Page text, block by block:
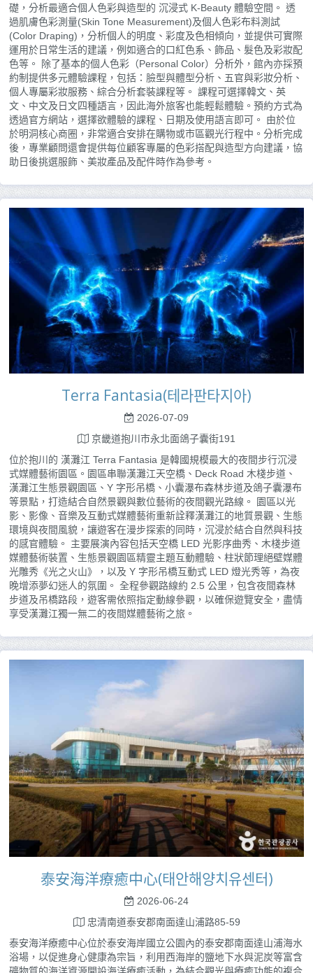
礎，分析最適合個人色彩與造型的 沉浸式 K-Beauty 體驗空間。 透
過肌膚色彩測量(Skin Tone Measurement)及個人色彩布料測試
(Color Draping)，分析個人的明度、彩度及色相傾向，並提供可實際
運用於日常生活的建議，例如適合的口紅色系、飾品、髮色及彩妝配
色等。 除了基本的個人色彩（Personal Color）分析外，館內亦採預
約制提供多元體驗課程，包括：臉型與體型分析、五官與彩妝分析、
個人專屬彩妝服務、綜合分析套裝課程等。 課程可選擇韓文、英
文、中文及日文四種語言，因此海外旅客也能輕鬆體驗。預約方式為
透過官方網站，選擇欲體驗的課程、日期及使用語言即可。 由於位
於明洞核心商圈，非常適合安排在購物或市區觀光行程中。分析完成
後，專業顧問還會提供每位顧客專屬的色彩搭配與造型方向建議，協
助日後挑選服飾、美妝產品及配件時作為參考。
Terra Fantasia(테라판타지아)
2026-07-09
京畿道抱川市永北面鴿子囊街191
位於抱川的 漢灘江 Terra Fantasia 是韓國規模最大的夜間步行沉浸
式媒體藝術園區。園區串聯漢灘江天空橋、Deck Road 木棧步道、
漢灘江生態景觀園區、Y 字形吊橋、小囊瀑布森林步道及鴿子囊瀑布
等景點，打造結合自然景觀與數位藝術的夜間觀光路線。 園區以光
影、影像、音樂及互動式媒體藝術重新詮釋漢灘江的地質景觀、生態
環境與夜間風貌，讓遊客在漫步探索的同時，沉浸於結合自然與科技
的感官體驗。 主要展演內容包括天空橋 LED 光影序曲秀、木棧步道
媒體藝術裝置、生態景觀園區精靈主題互動體驗、柱狀節理絕壁媒體
光雕秀《光之火山》，以及 Y 字形吊橋互動式 LED 燈光秀等，為夜
晚增添夢幻迷人的氛圍。 全程參觀路線約 2.5 公里，包含夜間森林
步道及吊橋路段，遊客需依照指定動線參觀，以確保遊覽安全，盡情
享受漢灘江獨一無二的夜間媒體藝術之旅。
泰安海洋療癒中心(태안해양치유센터)
2026-06-24
忠清南道泰安郡南面達山浦路85-59
泰安海洋療癒中心位於泰安海岸國立公園內的泰安郡南面達山浦海水
浴場，以促進身心健康為宗旨，利用西海岸的鹽地下水與泥炭等富含